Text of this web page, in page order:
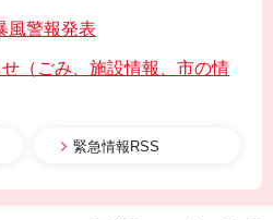
風警報発表
せ（ごみ、施設情報、市の情
緊急情報RSS